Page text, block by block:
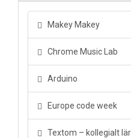
Makey Makey
Chrome Music Lab
Arduino
Europe code week
Textom – kollegialt